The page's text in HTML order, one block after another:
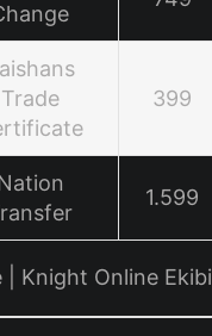
Trade
399
1.599
| Knight Online Ekibi